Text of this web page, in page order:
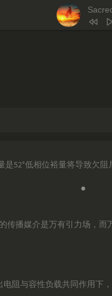
Les
Sacred
是52°低相位裕量将导致欠阻
传播媒介是万有引力场，而
阻与容性负载共同作用下